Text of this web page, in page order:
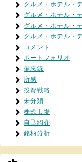
グルメ・ホテル・
グルメ・ホテル・
グルメ・ホテル・
グルメ・ホテル・
コメント
ポートフォリオ
備忘録
所感
投資戦略
未分類
株式市場
自己紹介
銘柄分析